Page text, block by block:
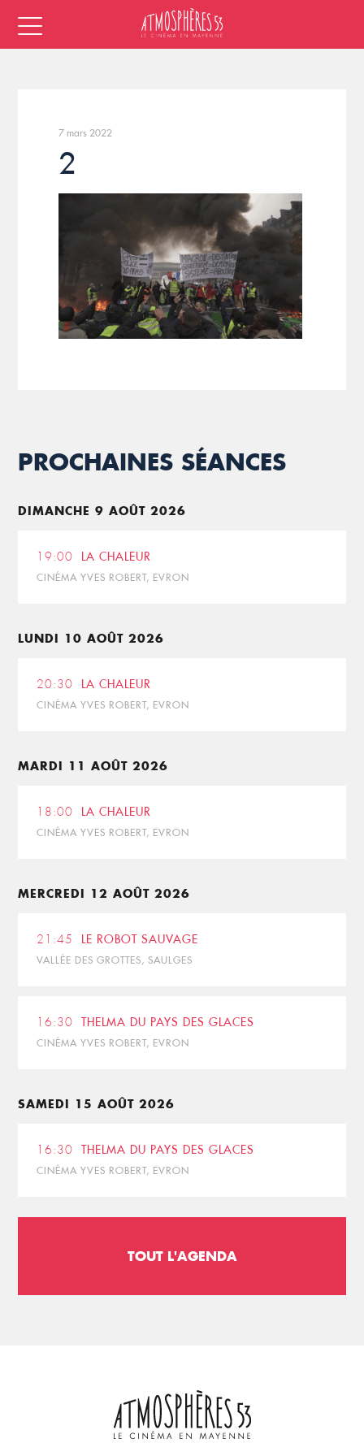
7 mars 2022
2
PROCHAINES SÉANCES
DIMANCHE 9 AOÛT 2026
19:00 LA CHALEUR
CINÉMA YVES ROBERT, EVRON
LUNDI 10 AOÛT 2026
20:30 LA CHALEUR
CINÉMA YVES ROBERT, EVRON
MARDI 11 AOÛT 2026
18:00 LA CHALEUR
CINÉMA YVES ROBERT, EVRON
MERCREDI 12 AOÛT 2026
21:45 LE ROBOT SAUVAGE
VALLÉE DES GROTTES, SAULGES
16:30 THELMA DU PAYS DES GLACES
CINÉMA YVES ROBERT, EVRON
SAMEDI 15 AOÛT 2026
16:30 THELMA DU PAYS DES GLACES
CINÉMA YVES ROBERT, EVRON
TOUT L'AGENDA